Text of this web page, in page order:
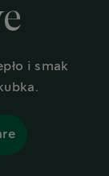
i smak